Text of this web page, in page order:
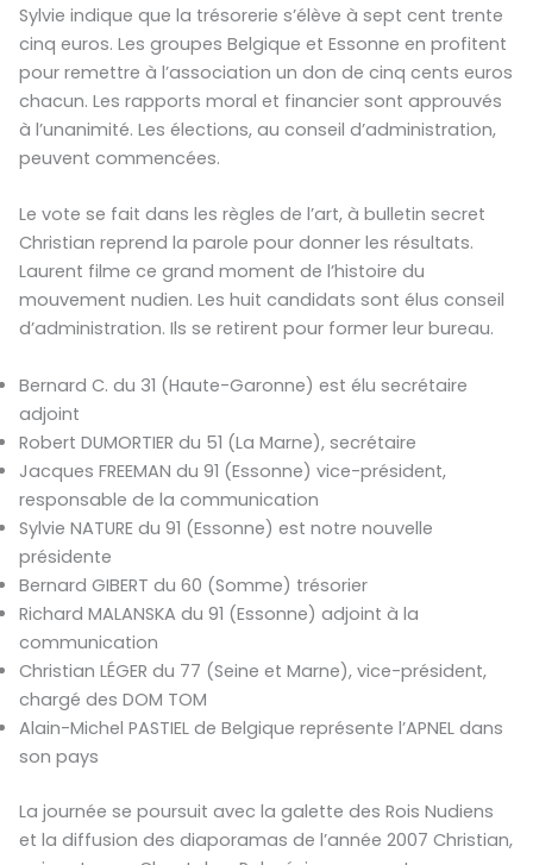
Sylvie indique que la trésorerie s’élève à sept cent trente
cinq euros. Les groupes Belgique et Essonne en profitent
pour remettre à l’association un don de cinq cents euros
chacun. Les rapports moral et financier sont approuvés
à l’unanimité. Les élections, au conseil d’administration,
peuvent commencées.
Le vote se fait dans les règles de l’art, à bulletin secret
Christian reprend la parole pour donner les résultats.
Laurent filme ce grand moment de l’histoire du
mouvement nudien. Les huit candidats sont élus conseil
d’administration. Ils se retirent pour former leur bureau.
Bernard C. du 31 (Haute-Garonne) est élu secrétaire
adjoint
Robert DUMORTIER du 51 (La Marne), secrétaire
Jacques FREEMAN du 91 (Essonne) vice-président,
responsable de la communication
Sylvie NATURE du 91 (Essonne) est notre nouvelle
présidente
Bernard GIBERT du 60 (Somme) trésorier
Richard MALANSKA du 91 (Essonne) adjoint à la
communication
Christian LÉGER du 77 (Seine et Marne), vice-président,
chargé des DOM TOM
Alain-Michel PASTIEL de Belgique représente l’APNEL dans
son pays
La journée se poursuit avec la galette des Rois Nudiens
et la diffusion des diaporamas de l’année 2007 Christian,